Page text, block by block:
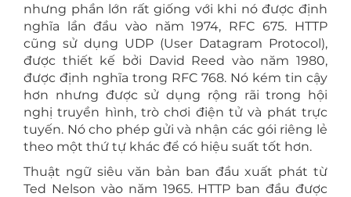
nhưng phần lớn rất giống với khi nó được định
nghĩa lần đầu vào năm 1974, RFC 675. HTTP
cũng sử dụng UDP (User Datagram Protocol),
được thiết kế bởi David Reed vào năm 1980,
được định nghĩa trong RFC 768. Nó kém tin cậy
hơn nhưng được sử dụng rộng rãi trong hội
nghị truyền hình, trò chơi điện tử và phát trực
tuyến. Nó cho phép gửi và nhận các gói riêng lẻ
theo một thứ tự khác để có hiệu suất tốt hơn.
Thuật ngữ siêu văn bản ban đầu xuất phát từ
Ted Nelson vào năm 1965. HTTP ban đầu được